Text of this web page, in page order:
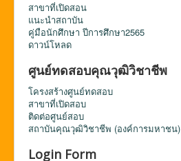
สาขาที่เปิดสอน
แนะนำสถาบัน
คู่มือนักศึกษา ปีการศึกษา2565
ดาวน์โหลด
ศูนย์ทดสอบคุณวุฒิวิชาชีพ
โครงสร้างศูนย์ทดสอบ
สาขาที่เปิดสอบ
ติดต่อศูนย์สอบ
สถาบันคุณวุฒิวิชาชีพ (องค์การมหาชน)
Login Form